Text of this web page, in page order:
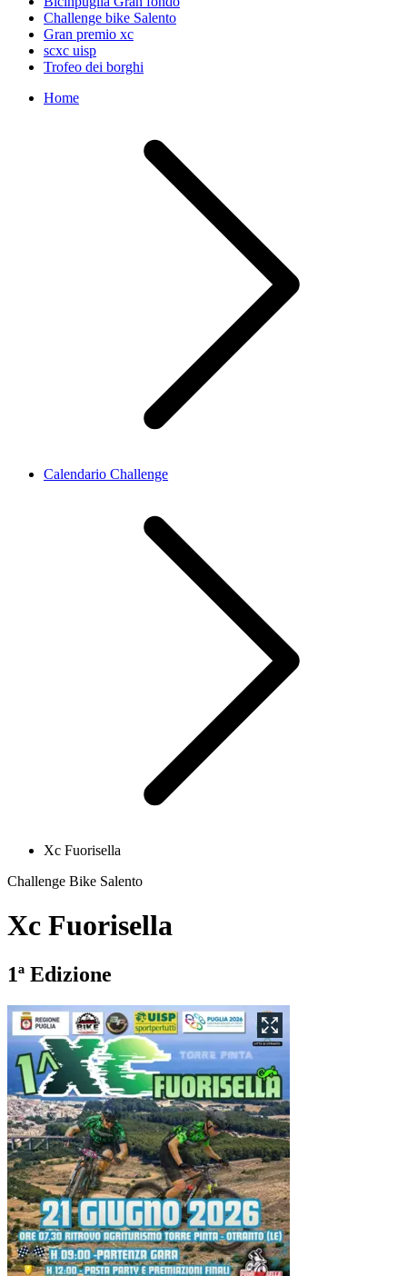
Challenge bike Salento
Gran premio xc
scxc uisp
Trofeo dei borghi
Home
Calendario Challenge
Xc Fuorisella
Challenge Bike Salento
Xc Fuorisella
1ª Edizione